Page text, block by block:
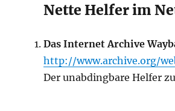
Nette Helfer im
Das Internet Archive
http://www.archive.org/
Der unabdingbare Helfer